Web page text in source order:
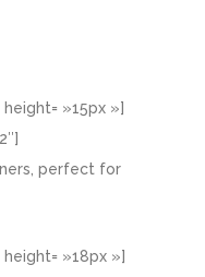
»15px »]
perfect for
»18px »]